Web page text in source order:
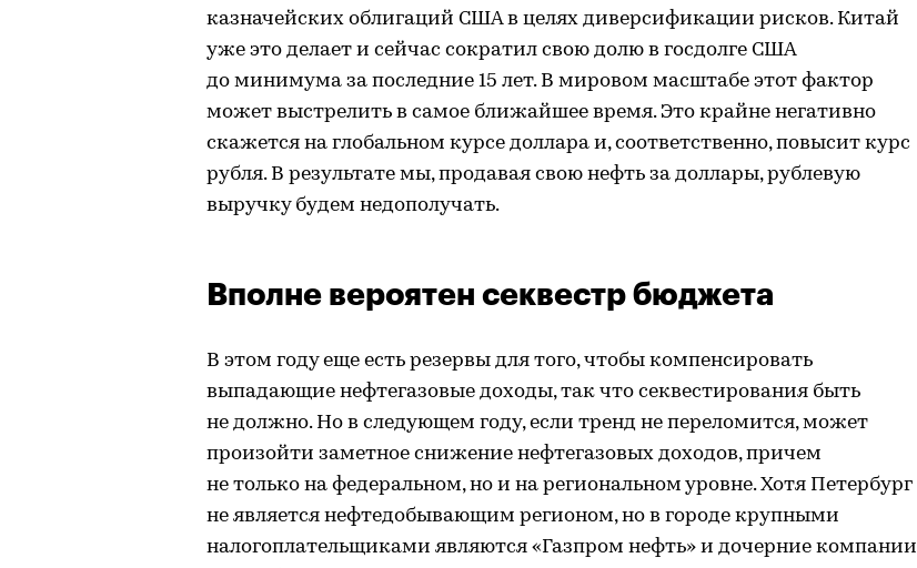
казначейских облигаций США в целях диверсификации рисков. Китай
уже это делает и сейчас сократил свою долю в госдолге США
до минимума за последние 15 лет. В мировом масштабе этот фактор
может выстрелить в самое ближайшее время. Это крайне негативно
скажется на глобальном курсе доллара и, соответственно, повысит курс
рубля. В результате мы, продавая свою нефть за доллары, рублевую
выручку будем недополучать.
Вполне вероятен секвестр бюджета
В этом году еще есть резервы для того, чтобы компенсировать
выпадающие нефтегазовые доходы, так что секвестирования быть
не должно. Но в следующем году, если тренд не переломится, может
произойти заметное снижение нефтегазовых доходов, причем
не только на федеральном, но и на региональном уровне. Хотя Петербург
не является нефтедобывающим регионом, но в городе крупными
налогоплательщиками являются «Газпром нефть» и дочерние компании